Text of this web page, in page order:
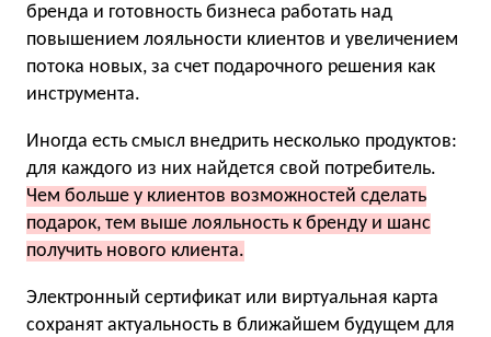
бренда и готовность бизнеса работать над
повышением лояльности клиентов и увеличением
потока новых, за счет подарочного решения как
инструмента.
Иногда есть смысл внедрить несколько продуктов:
для каждого из них найдется свой потребитель.
Чем больше у клиентов возможностей сделать
подарок, тем выше лояльность к бренду и шанс
получить нового клиента.
Электронный сертификат или виртуальная карта
сохранят актуальность в ближайшем будущем для